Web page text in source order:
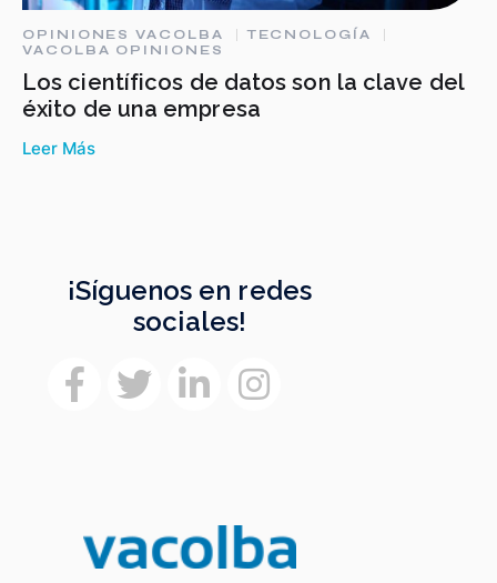
OPINIONES VACOLBA
TECNOLOGÍA
VACOLBA OPINIONES
Los científicos de datos son la clave del
éxito de una empresa
Leer Más
¡Síguenos en redes
sociales!